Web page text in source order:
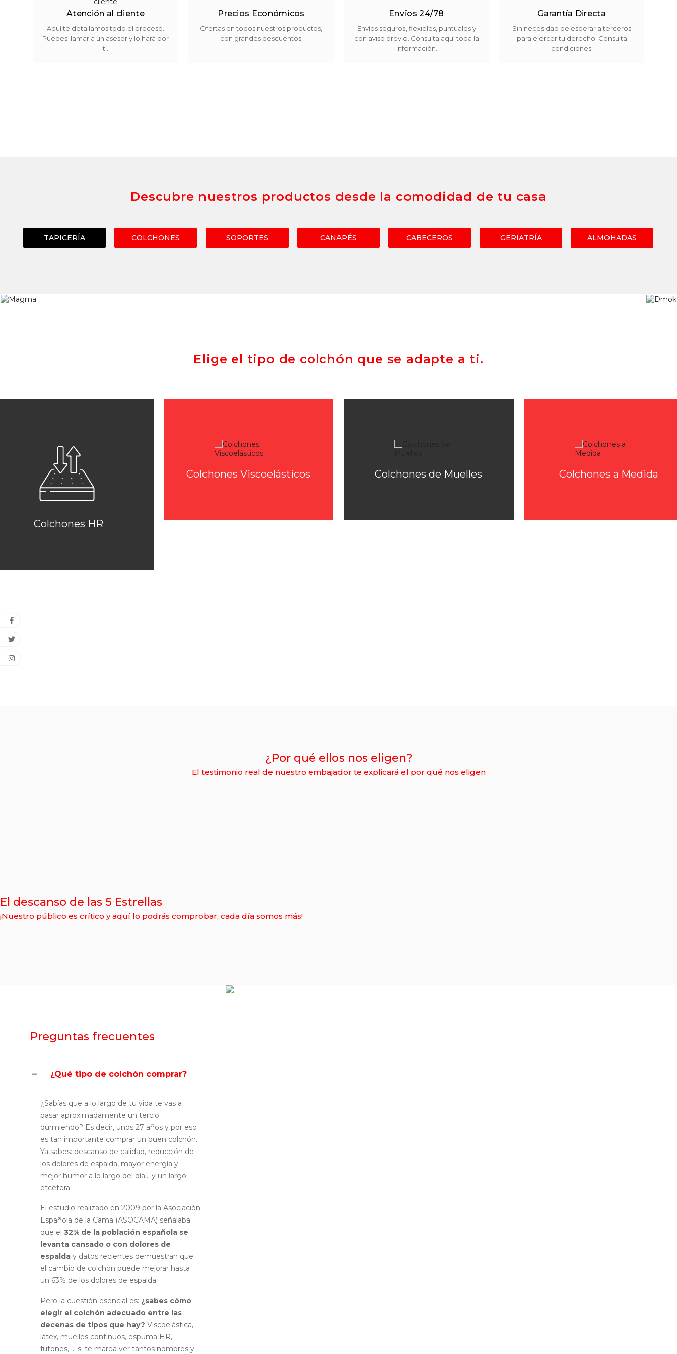
Atención al cliente
Aquí te detallamos todo el proceso.
Puedes llamar a un asesor y lo hará por
ti.
Precios Económicos
Ofertas en todos nuestros productos,
con grandes descuentos.
Envíos 24/78
Envíos seguros, flexibles, puntuales y
con aviso previo. Consulta aquí toda la
información.
Garantía Directa
Sin necesidad de esperar a terceros
para ejercer tu derecho. Consulta
condiciones.
Descubre nuestros productos desde la comodidad de tu casa
TAPICERÍA COLCHONES SOPORTES CANAPÉS CABECEROS GERIATRÍA ALMOHADAS
Elige el tipo de colchón que se adapte a ti.
Colchones HR
Colchones Viscoelásticos Colchones de Muelles Colchones a Medida
¿Por qué ellos nos eligen?
El testimonio real de nuestro embajador te explicará el por qué nos eligen
El descanso de las 5 Estrellas
¡Nuestro público es crítico y aquí lo podrás comprobar, cada día somos más!
Preguntas frecuentes
¿Qué tipo de colchón comprar?
¿Sabías que a lo largo de tu vida te vas a
pasar aproximadamente un tercio
durmiendo? Es decir, unos 27 años y por eso
es tan importante comprar un buen colchón.
Ya sabes: descanso de calidad, reducción de
los dolores de espalda, mayor energía y
mejor humor a lo largo del día… y un largo
etcétera.
El estudio realizado en 2009 por la Asociación
Española de la Cama (ASOCAMA) señalaba
que el 32% de la población española se
levanta cansado o con dolores de
espalda y datos recientes demuestran que
el cambio de colchón puede mejorar hasta
un 63% de los dolores de espalda.
Pero la cuestión esencial es: ¿sabes cómo
elegir el colchón adecuado entre las
decenas de tipos que hay? Viscoelástica,
látex, muelles continuos, espuma HR,
futones, … si te marea ver tantos nombres y
de nuevo